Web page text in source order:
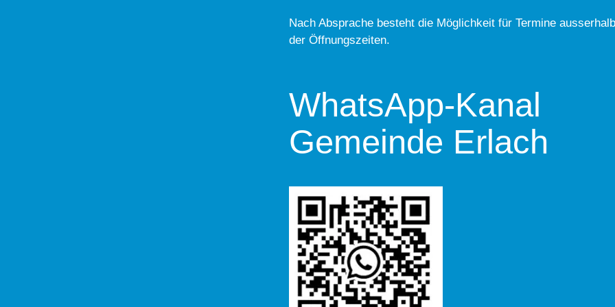
Nach Absprache besteht die Möglichkeit für Termine
der Öffnungszeiten.
WhatsApp-Kanal
Gemeinde Erlach